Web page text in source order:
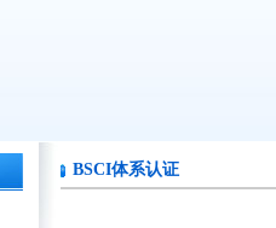
BSCI体系认证